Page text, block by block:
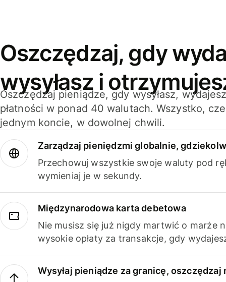
Oszczędzaj, gdy
wysyłasz i
Oszczędzaj pieniądze, gdy wysyłasz,
płatności w ponad 40 walutach. Wszystko,
jednym koncie, w dowolnej chwili.
Zarządzaj pieniędzmi globalnie,
Przechowuj wszystkie swoje waluty pod
wymieniaj je w sekundy.
Międzynarodowa karta debetowa
Nie musisz się już nigdy martwić o marże
wysokie opłaty za transakcje, gdy
Wysyłaj pieniądze za granicę, oszczędzaj